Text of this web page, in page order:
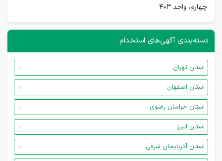
چهارم، واحد ۴۰۳
دسته‌بندی آگهی‌های استخدام
استان تهران
استان اصفهان
استان خراسان رضوی
استان البرز
استان آذربایجان شرقی